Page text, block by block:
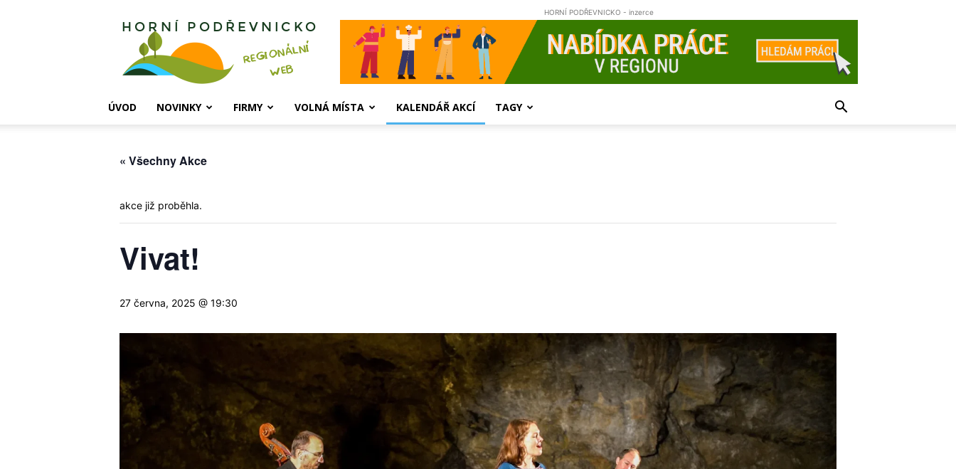
Horní
HORNÍ PODŘEVNICKO - inzerce
ÚVOD NOVINKY FIRMY VOLNÁ MÍSTA KALENDÁŘ AKCÍ TAGY
« Všechny Akce
akce již proběhla.
Vivat!
27 června, 2025 @ 19:30